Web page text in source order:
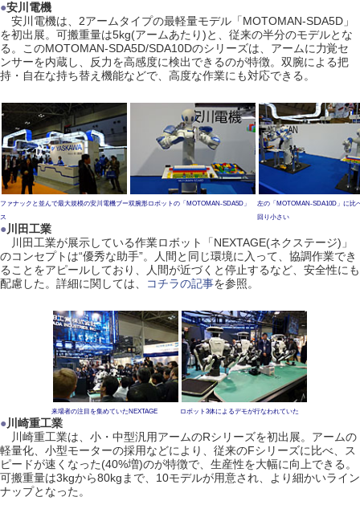
●安川電機
安川電機は、2アームタイプの最軽量モデル「MOTOMAN-SDA5D」
を初出展。可搬重量は5kg(アームあたり)と、従来の半分のモデルとな
る。このMOTOMAN-SDA5D/SDA10Dのシリーズは、アームに力覚セ
ンサーを内蔵し、反力を高感度に検出できるのが特徴。双腕による把
持・自在な持ち替え機能などで、高度な作業にも対応できる。
ファナックと並んで最大規模の安川電機ブー
ス
双腕形ロボットの「MOTOMAN-SDA5D」
左の「MOTOMAN-SDA10D」に比
回り小さい
●川田工業
川田工業が展示している作業ロボット「NEXTAGE(ネクステージ)」
のコンセプトは“優秀な助手”。人間と同じ環境に入って、協調作業でき
ることをアピールしており、人間が近づくと停止するなど、安全性にも
配慮した。詳細に関しては、
コチラの記事を参照。
来場者の注目を集めていたNEXTAGE ロボット3体によるデモが行なわれていた
●川崎重工業
川崎重工業は、小・中型汎用アームのRシリーズを初出展。アームの
軽量化、小型モーターの採用などにより、従来のFシリーズに比べ、ス
ピードが速くなった(40%増)のが特徴で、生産性を大幅に向上できる。
可搬重量は3kgから80kgまで、10モデルが用意され、より細かいライン
ナップとなった。